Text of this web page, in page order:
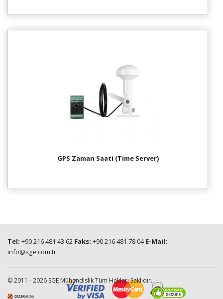
GPS Zaman Saati (Time Server)
Tel: +90 216 481 43 62 Faks: +90 216 481 78 04E-Mail:
info@sge.com.tr
© 2011 - 2026 SGE Mühendislik Tüm Hakları Saklıdır.